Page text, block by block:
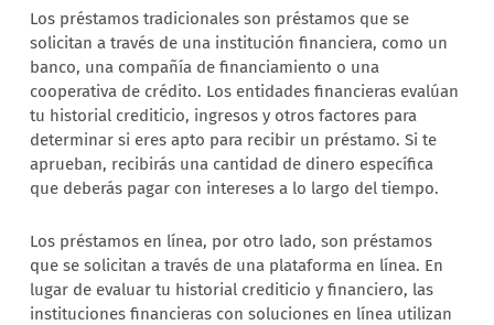
Los préstamos tradicionales son préstamos que se
solicitan a través de una institución financiera, como un
banco, una compañía de financiamiento o una
cooperativa de crédito. Los entidades financieras evalúan
tu historial crediticio, ingresos y otros factores para
determinar si eres apto para recibir un préstamo. Si te
aprueban, recibirás una cantidad de dinero específica
que deberás pagar con intereses a lo largo del tiempo.
Los préstamos en línea, por otro lado, son préstamos
que se solicitan a través de una plataforma en línea. En
lugar de evaluar tu historial crediticio y financiero, las
instituciones financieras con soluciones en línea utilizan